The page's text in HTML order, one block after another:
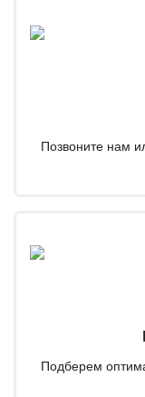
Позвоните нам
Подберем